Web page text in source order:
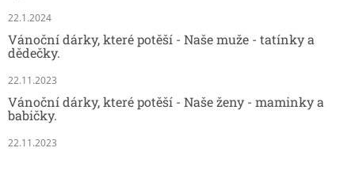
22.1.2024
Vánoční dárky, které potěší - Naše muže - tatínky a
dědečky.
22.11.2023
Vánoční dárky, které potěší - Naše ženy - maminky a
babičky.
22.11.2023